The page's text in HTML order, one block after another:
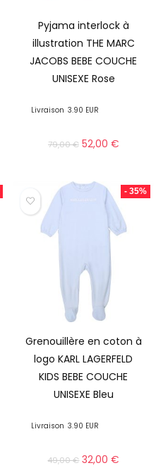
Pyjama interlock à
illustration THE MARC
JACOBS BEBE COUCHE
UNISEXE Rose
Livraison 3.90 EUR
79,00€ 52,00 €
- 35%
Grenouillère en coton à
logo KARL LAGERFELD
KIDS BEBE COUCHE
UNISEXE Bleu
Livraison 3.90 EUR
49,00€ 32,00€